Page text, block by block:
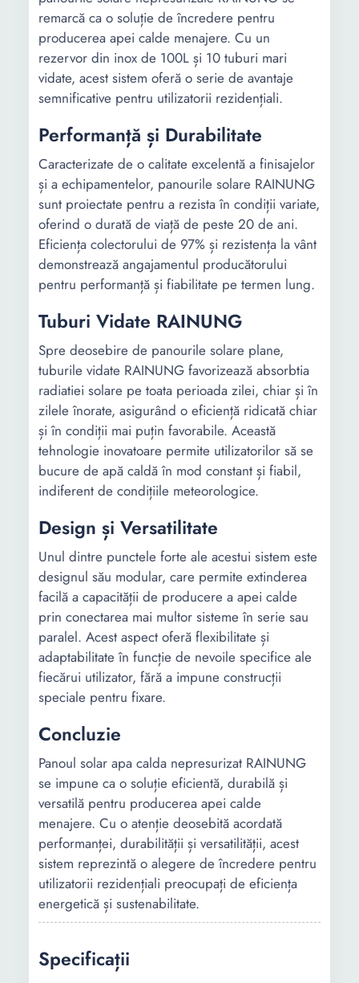
remarcă ca o soluție de încredere pentru
producerea apei calde menajere. Cu un
rezervor din inox de 100L și 10 tuburi mari
vidate, acest sistem oferă o serie de avantaje
semnificative pentru utilizatorii rezidențiali.
Performanță și Durabilitate
Caracterizate de o calitate excelentă a finisajelor
și a echipamentelor, panourile solare RAINUNG
sunt proiectate pentru a rezista în condiții variate,
oferind o durată de viață de peste 20 de ani.
Eficiența colectorului de 97% și rezistența la vânt
demonstrează angajamentul producătorului
pentru performanță și fiabilitate pe termen lung.
Tuburi Vidate RAINUNG
Spre deosebire de panourile solare plane,
tuburile vidate RAINUNG favorizează absorbtia
radiatiei solare pe toata perioada zilei, chiar și în
zilele înorate, asigurând o eficiență ridicată chiar
și în condiții mai puțin favorabile. Această
tehnologie inovatoare permite utilizatorilor să se
bucure de apă caldă în mod constant și fiabil,
indiferent de condițiile meteorologice.
Design și Versatilitate
Unul dintre punctele forte ale acestui sistem este
designul său modular, care permite extinderea
facilă a capacității de producere a apei calde
prin conectarea mai multor sisteme în serie sau
paralel. Acest aspect oferă flexibilitate și
adaptabilitate în funcție de nevoile specifice ale
fiecărui utilizator, fără a impune construcții
speciale pentru fixare.
Concluzie
Panoul solar apa calda nepresurizat RAINUNG
se impune ca o soluție eficientă, durabilă și
versatilă pentru producerea apei calde
menajere. Cu o atenție deosebită acordată
performanței, durabilității și versatilității, acest
sistem reprezintă o alegere de încredere pentru
utilizatorii rezidențiali preocupați de eficiența
energetică și sustenabilitate.
Specificații